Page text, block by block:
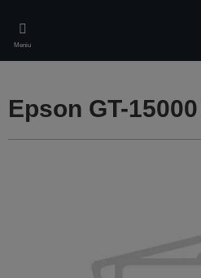
main
content
Meniu
Epson GT-